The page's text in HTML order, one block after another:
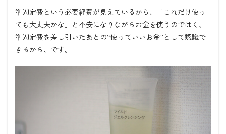
準固定費という必要経費が見えているから、「これだけ使っ
ても大丈夫かな」と不安になりながらお金を使うのではく、
準固定費を差し引いたあとの“使っていいお金”として認識で
きるから、です。